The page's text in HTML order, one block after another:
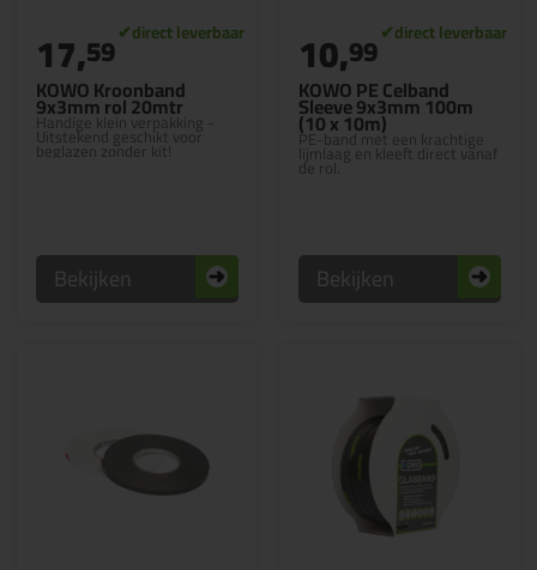
KOWO Kroonband
9x3mm rol 20mtr
Handige klein verpakking -
Uitstekend geschikt voor
beglazen zonder kit!
17,59
Bekijken
KOWO PE Celband
Sleeve 9x3mm 100m
(10 x 10m)
PE-band met een krachtige
lijmlaag en kleeft direct vanaf
de rol.
10,99
Bekijken